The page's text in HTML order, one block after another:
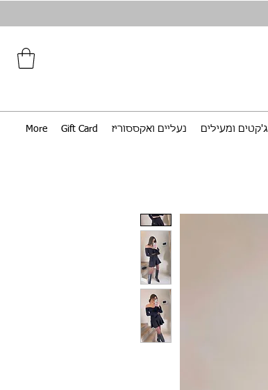
ג'קטים ומעילים נעליים ואקססוריז Gift Card
More